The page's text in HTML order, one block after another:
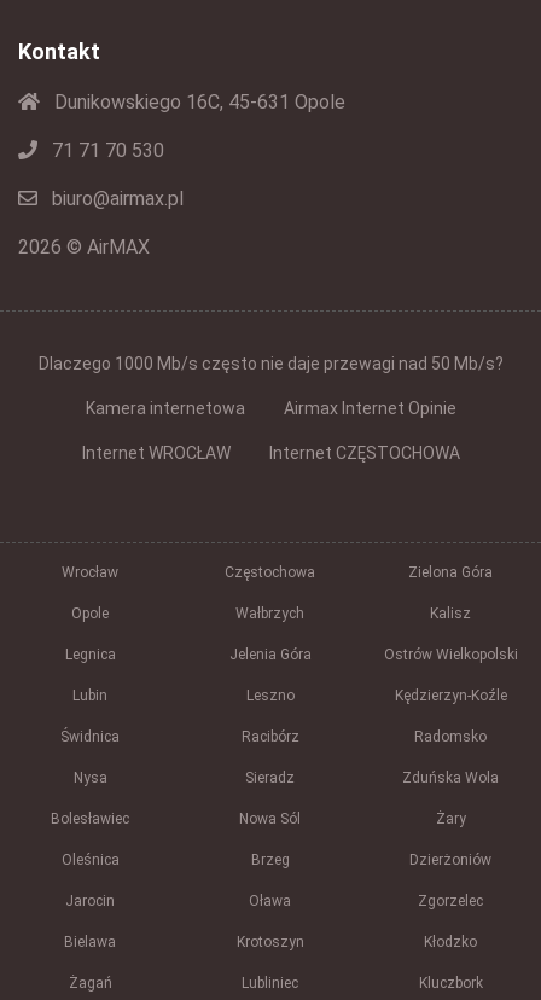
Kontakt
Dunikowskiego 16C, 45-631 Opole
71 71 70 530
biuro@airmax.pl
2026 © AirMAX
Dlaczego 1000 Mb/s często nie daje przewagi nad 50 Mb/s?
Kamera internetowa Airmax Internet Opinie
Internet WROCŁAW Internet CZĘSTOCHOWA
Wrocław Częstochowa Zielona Góra
Opole Wałbrzych Kalisz
Legnica Jelenia Góra Ostrów Wielkopolski
Lubin Leszno Kędzierzyn-Koźle
Świdnica Racibórz Radomsko
Nysa Sieradz Zduńska Wola
Bolesławiec Nowa Sól Żary
Oleśnica Brzeg Dzierżoniów
Jarocin Oława Zgorzelec
Bielawa Krotoszyn Kłodzko
Żagań Lubliniec Kluczbork